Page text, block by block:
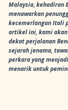
Malaysia, kehadiran
menawarkan
kecemerlangan Itali
artikel ini, kami
dekat perjalanan
sejarah jenama,
perkara yang
menarik untuk